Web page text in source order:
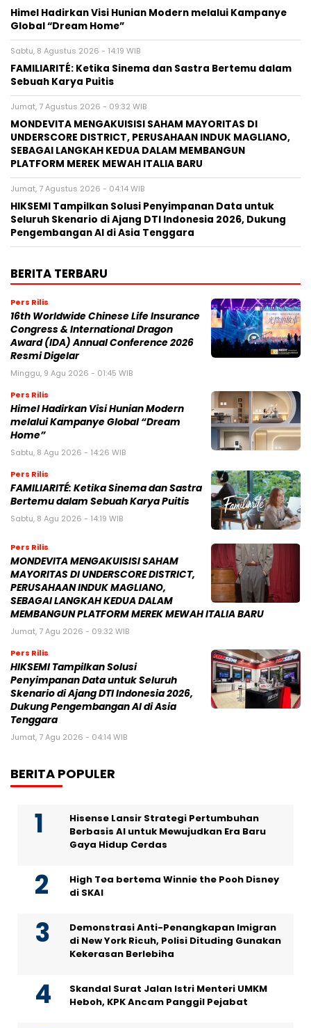
Himel Hadirkan Visi Hunian Modern melalui Kampanye
Global “Dream Home”
Sabtu, 8 Agustus 2026 - 14:19 WIB
FAMILIARITÉ: Ketika Sinema dan Sastra Bertemu dalam
Sebuah Karya Puitis
Jumat, 7 Agustus 2026 - 09:32 WIB
MONDEVITA MENGAKUISISI SAHAM MAYORITAS DI
UNDERSCORE DISTRICT, PERUSAHAAN INDUK MAGLIANO,
SEBAGAI LANGKAH KEDUA DALAM MEMBANGUN
PLATFORM MEREK MEWAH ITALIA BARU
Jumat, 7 Agustus 2026 - 04:14 WIB
HIKSEMI Tampilkan Solusi Penyimpanan Data untuk
Seluruh Skenario di Ajang DTI Indonesia 2026, Dukung
Pengembangan AI di Asia Tenggara
BERITA TERBARU
Pers Rilis
16th Worldwide Chinese Life Insurance
Congress & International Dragon
Award (IDA) Annual Conference 2026
Resmi Digelar
Minggu, 9 Agu 2026 - 01:45 WIB
Pers Rilis
Himel Hadirkan Visi Hunian Modern
melalui Kampanye Global “Dream
Home”
Sabtu, 8 Agu 2026 - 14:26 WIB
Pers Rilis
FAMILIARITÉ: Ketika Sinema dan Sastra
Bertemu dalam Sebuah Karya Puitis
Sabtu, 8 Agu 2026 - 14:19 WIB
Pers Rilis
MONDEVITA MENGAKUISISI SAHAM
MAYORITAS DI UNDERSCORE DISTRICT,
PERUSAHAAN INDUK MAGLIANO,
SEBAGAI LANGKAH KEDUA DALAM
MEMBANGUN PLATFORM MEREK MEWAH ITALIA BARU
Jumat, 7 Agu 2026 - 09:32 WIB
Pers Rilis
HIKSEMI Tampilkan Solusi
Penyimpanan Data untuk Seluruh
Skenario di Ajang DTI Indonesia 2026,
Dukung Pengembangan AI di Asia
Tenggara
Jumat, 7 Agu 2026 - 04:14 WIB
BERITA POPULER
Hisense Lansir Strategi Pertumbuhan
Berbasis AI untuk Mewujudkan Era Baru
Gaya Hidup Cerdas
High Tea bertema Winnie the Pooh Disney
di SKAI
Demonstrasi Anti-Penangkapan Imigran
di New York Ricuh, Polisi Dituding Gunakan
Kekerasan Berlebiha
Skandal Surat Jalan Istri Menteri UMKM
Heboh, KPK Ancam Panggil Pejabat